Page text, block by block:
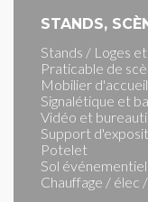
STANDS,
Stands / Loges
Praticable de
Mobilier
Signalétique et
Vidéo et
Support
Potelet
Sol événementiel
Chauffage / élec